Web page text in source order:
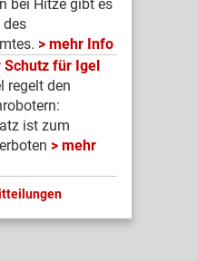
bei Hitze gibt es
des
mehr Info
Schutz für Igel
regelt den
ist zum
mehr